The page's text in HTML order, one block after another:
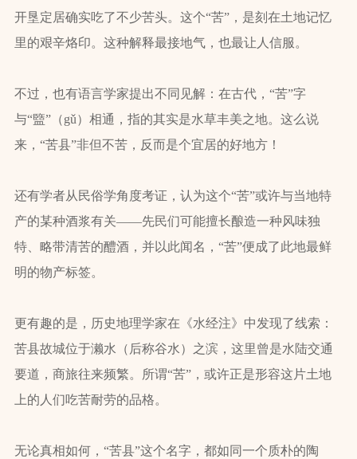
开垦定居确实吃了不少苦头。这个“苦”，是刻在土地记忆
里的艰辛烙印。这种解释最接地气，也最让人信服。
不过，也有语言学家提出不同见解：在古代，“苦”字
与“盬”（gǔ）相通，指的其实是水草丰美之地。这么说
来，“苦县”非但不苦，反而是个宜居的好地方！
还有学者从民俗学角度考证，认为这个“苦”或许与当地特
产的某种酒浆有关——先民们可能擅长酿造一种风味独
特、略带清苦的醴酒，并以此闻名，“苦”便成了此地最鲜
明的物产标签。
更有趣的是，历史地理学家在《水经注》中发现了线索：
苦县故城位于濑水（后称谷水）之滨，这里曾是水陆交通
要道，商旅往来频繁。所谓“苦”，或许正是形容这片土地
上的人们吃苦耐劳的品格。
无论真相如何，“苦县”这个名字，都如同一个质朴的陶